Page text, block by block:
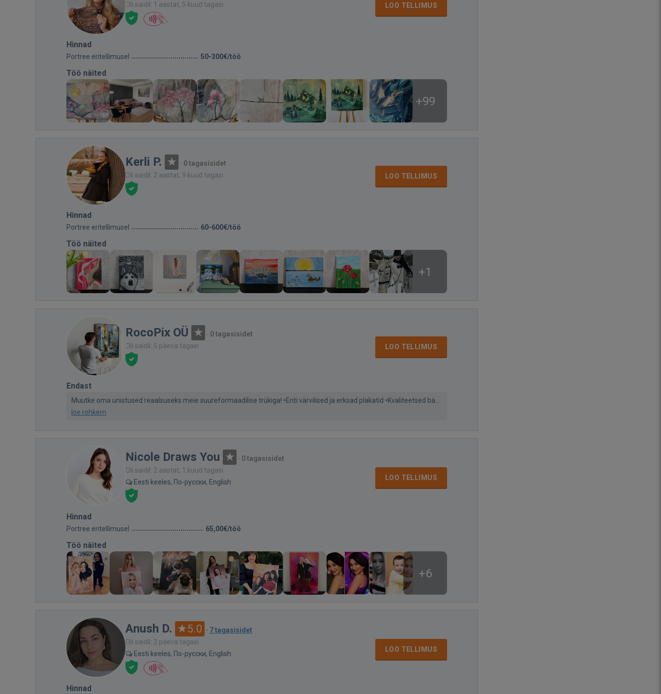
Oli saidil: 1 aastat, 5 kuud tagasi
LOO TELLIMUS
Hinnad
Portree eritellimusel 50-300€/töö
Töö näited
+99
Kerli P. · 0 tagasisidet
Oli saidil: 2 aastat, 9 kuud tagasi
LOO TELLIMUS
Hinnad
Portree eritellimusel 60-600€/töö
Töö näited
+1
RocoPix OÜ · 0 tagasisidet
Oli saidil: 5 päeva tagasi
LOO TELLIMUS
Endast
Muutke oma unistused reaalsuseks meie suureformaadilise trükiga! •Eriti värvilised ja erksad plakatid •Kvaliteetsed bä...
loe rohkem
Nicole Draws You · 0 tagasisidet
Oli saidil: 2 aastat, 1 kuud tagasi
Eesti keeles, По-русски, English
LOO TELLIMUS
Hinnad
Portree eritellimusel 65,00€/töö
Töö näited
+6
Anush D. 5.0 · 7 tagasisidet
Oli saidil: 2 päeva tagasi
Eesti keeles, По-русски, English
LOO TELLIMUS
Hinnad